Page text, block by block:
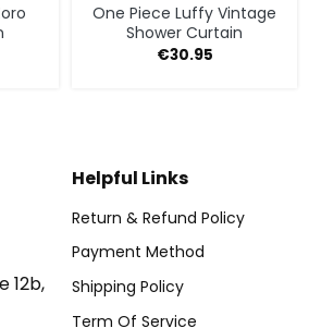
One Piece Luffy Vintage
Shower Curtain
€30.95
12b,
Helpful Links
Return & Refund Policy
Payment Method
Shipping Policy
Term Of Service